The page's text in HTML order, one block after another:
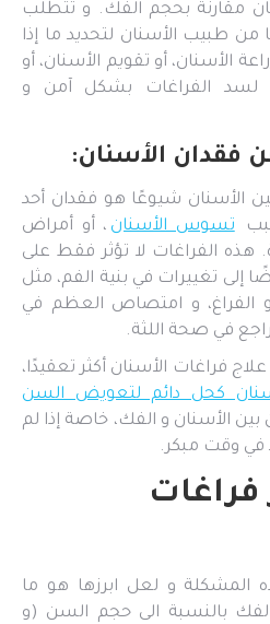
مقارنةً بحجم الفك. و تتطلب
طبيب الأسنان لتحديد ما إذا
الأسنان، أو تقويم الأسنان، أو
لسد الفراغات بشكل آمن و
فقدان الأسنان:
الأسنان شيوعًا هو فقدان أحد
تسوس الأسنان ، أو أمراض
هذه الفراغات لا تؤثر فقط على
إلى تغييرات في بنية الفم، مثل
الفراغ، و امتصاص العظم في
في صحة اللثة.
فراغات الأسنان أكثر تعقيدًا،
كحل دائم لتعويض السن
بين الأسنان و الفك، خاصة إذا لم
في وقت مبكر.
المشكلة و لعل ابرزها هو ما
بالنسبة الى حجم السن (و